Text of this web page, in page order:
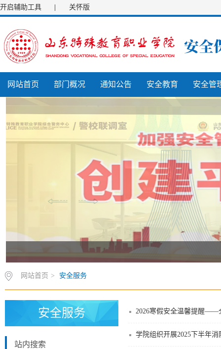
开启辅助工具 关怀版
网站首页 部门概况 通知公告 安全教育 安全管
网站首页 > 安全服务
安全服务
站内搜索
2026寒假安全温馨提醒——
学院组织开展2025下半年